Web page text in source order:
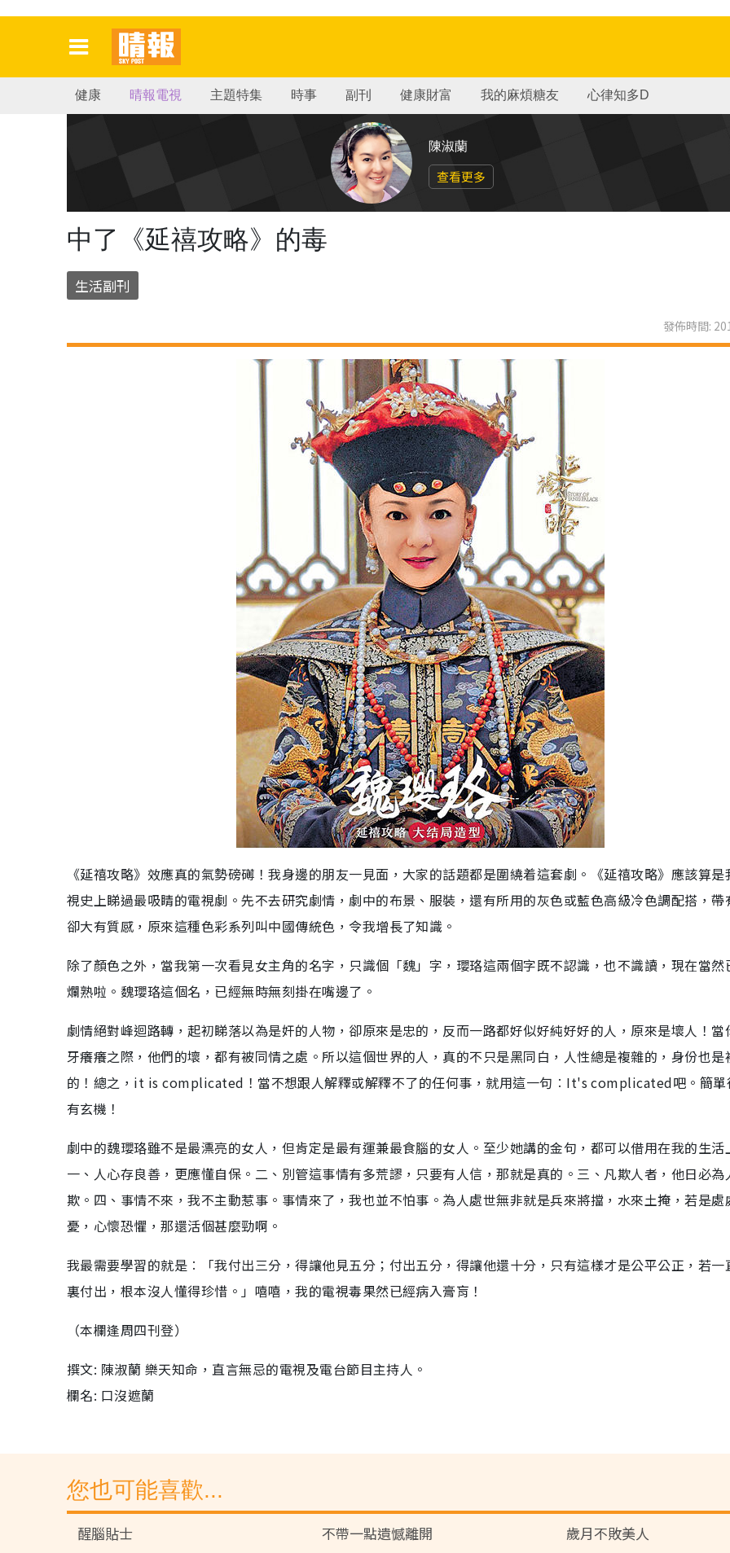
健康 晴報電視 主題特集 時事 副刊 健康財富 我的麻煩糖友 心律知多D
陳淑蘭
查看更多
中了《延禧攻略》的毒
生活副刊
發佈時間:
《延禧攻略》效應真的氣勢磅礡！我身邊的朋友一見面，大家的話題都是圍繞着這套劇。《延禧攻略》應該算是
視史上睇過最吸睛的電視劇。先不去研究劇情，劇中的布景、服裝，還有所用的灰色或藍色高級冷色調配搭，帶
卻大有質感，原來這種色彩系列叫中國傳統色，令我增長了知識。
除了顏色之外，當我第一次看見女主角的名字，只識個「魏」字，瓔珞這兩個字既不認識，也不識讀，現在當然
爛熟啦。魏瓔珞這個名，已經無時無刻掛在嘴邊了。
劇情絕對峰迴路轉，起初睇落以為是奸的人物，卻原來是忠的，反而一路都好似好純好好的人，原來是壞人！當
牙癢癢之際，他們的壞，都有被同情之處。所以這個世界的人，真的不只是黑同白，人性總是複雜的，身份也是
的！總之，it is complicated！當不想跟人解釋或解釋不了的任何事，就用這一句︰It's complicated吧。簡單
有玄機！
劇中的魏瓔珞雖不是最漂亮的女人，但肯定是最有運兼最食腦的女人。至少她講的金句，都可以借用在我的生活
一、人心存良善，更應懂自保。二、別管這事情有多荒謬，只要有人信，那就是真的。三、凡欺人者，他日必為
欺。四、事情不來，我不主動惹事。事情來了，我也並不怕事。為人處世無非就是兵來將擋，水來土掩，若是處
憂，心懷恐懼，那還活個甚麼勁啊。
我最需要學習的就是︰「我付出三分，得讓他見五分；付出五分，得讓他還十分，只有這樣才是公平公正，若一
裏付出，根本沒人懂得珍惜。」嘻嘻，我的電視毒果然已經病入膏肓！
（本欄逢周四刊登）
撰文: 陳淑蘭 樂天知命，直言無忌的電視及電台節目主持人。
欄名: 口沒遮蘭
您也可能喜歡...
醒腦貼士 不帶一點遺憾離開 歲月不敗美人